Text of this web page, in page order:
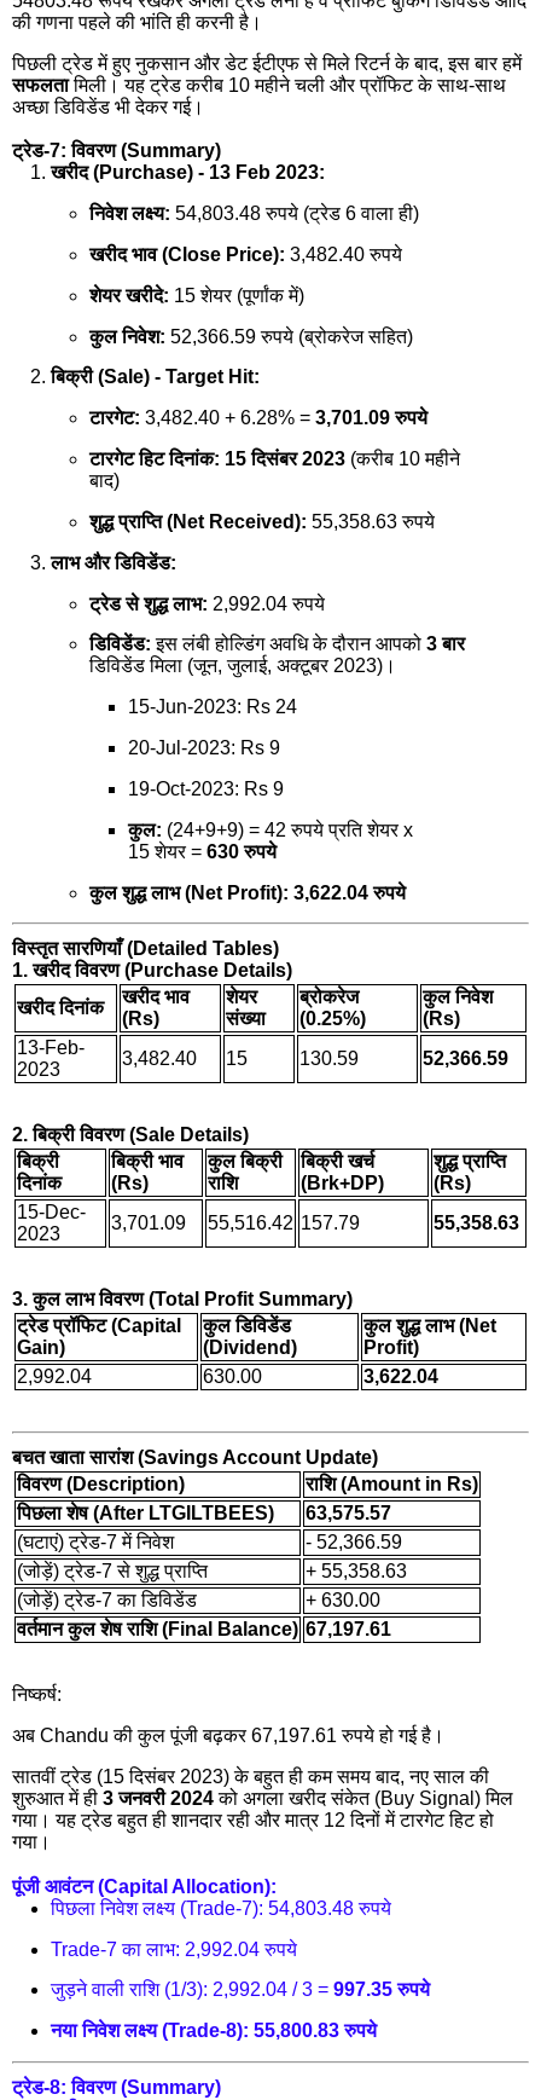
की गणना पहले की भांति ही करनी है।
पिछली ट्रेड में हुए नुकसान और डेट ईटीएफ से मिले रिटर्न के बाद, इस बार हमें
सफलतामिली। यह ट्रेड करीब 10 महीने चली और प्रॉफिट के साथ-साथ
अच्छा डिविडेंड भी देकर गई।
ट्रेड-7: विवरण (Summary)
खरीद (Purchase) - 13 Feb 2023:
निवेश लक्ष्य: 54,803.48 रुपये (ट्रेड 6 वाला ही)
खरीद भाव (Close Price): 3,482.40 रुपये
शेयर खरीदे: 15 शेयर (पूर्णांक में)
कुल निवेश: 52,366.59 रुपये (ब्रोकरेज सहित)
बिक्री (Sale) - Target Hit:
टारगेट: 3,482.40 + 6.28% = 3,701.09 रुपये
टारगेट हिट दिनांक: 15 दिसंबर 2023 (करीब 10 महीने
बाद)
शुद्ध प्राप्ति (Net Received): 55,358.63 रुपये
लाभ और डिविडेंड:
ट्रेड से शुद्ध लाभ: 2,992.04 रुपये
डिविडेंड: इस लंबी होल्डिंग अवधि के दौरान आपको 3 बार
डिविडेंड मिला (जून, जुलाई, अक्टूबर 2023)।
15-Jun-2023: Rs 24
20-Jul-2023: Rs 9
19-Oct-2023: Rs 9
कुल: (24+9+9) = 42 रुपये प्रति शेयर x
15 शेयर = 630 रुपये
कुल शुद्ध लाभ (Net Profit): 3,622.04 रुपये
विस्तृत सारणियाँ (Detailed Tables)
1. खरीद विवरण (Purchase Details)
खरीद दिनांक
खरीद भाव
(Rs)
शेयर
संख्या
ब्रोकरेज
(0.25%)
कुल निवेश
(Rs)
13-Feb-
2023
3,482.40 15 130.59 52,366.59
2. बिक्री विवरण (Sale Details)
बिक्री
दिनांक
बिक्री भाव
(Rs)
कुल बिक्री
राशि
बिक्री खर्च
(Brk+DP)
शुद्ध प्राप्ति
(Rs)
15-Dec-
2023
3,701.09 55,516.42 157.79 55,358.63
3. कुल लाभ विवरण (Total Profit Summary)
ट्रेड प्रॉफिट (Capital
Gain)
कुल डिविडेंड
(Dividend)
कुल शुद्ध लाभ (Net
Profit)
2,992.04
630.00 3,622.04
बचत खाता सारांश (Savings Account Update)
विवरण (Description)
राशि (Amount in Rs)
पिछला शेष (After LTGILTBEES)
63,575.57
(घटाएं) ट्रेड-7 में निवेश
- 52,366.59
(जोड़ें) ट्रेड-7 से शुद्ध प्राप्ति
+ 55,358.63
(जोड़ें) ट्रेड-7 का डिविडेंड
+ 630.00
वर्तमान कुल शेष राशि (Final Balance) 67,197.61
निष्कर्ष:
अब Chandu की कुल पूंजी बढ़कर 67,197.61 रुपये हो गई है।
सातवीं ट्रेड (15 दिसंबर 2023) के बहुत ही कम समय बाद, नए साल की
शुरुआत में ही 3 जनवरी 2024को अगला खरीद संकेत (Buy Signal) मिल
गया। यह ट्रेड बहुत ही शानदार रही और मात्र 12 दिनों में टारगेट हिट हो
गया।
पूंजी आवंटन (Capital Allocation):
पिछला निवेश लक्ष्य (Trade-7): 54,803.48 रुपये
Trade-7 का लाभ: 2,992.04 रुपये
जुड़ने वाली राशि (1/3): 2,992.04 / 3 = 997.35 रुपये
नया निवेश लक्ष्य (Trade-8): 55,800.83 रुपये
ट्रेड-8: विवरण (Summary)